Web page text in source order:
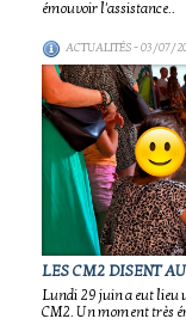
émouvoir l'assistance..
ACTUALITÉS- 03/07/
LES CM2 DISENT
Lundi 29 juin a eut lieu
CM2. Un moment très